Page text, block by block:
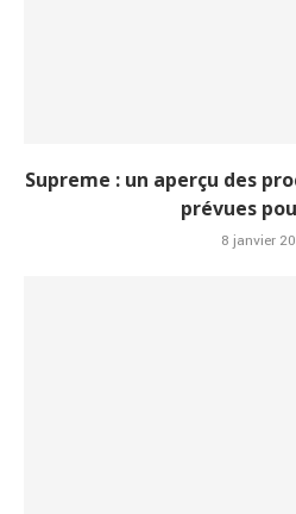
Supreme : un aperçu des
prévues
8 janvier